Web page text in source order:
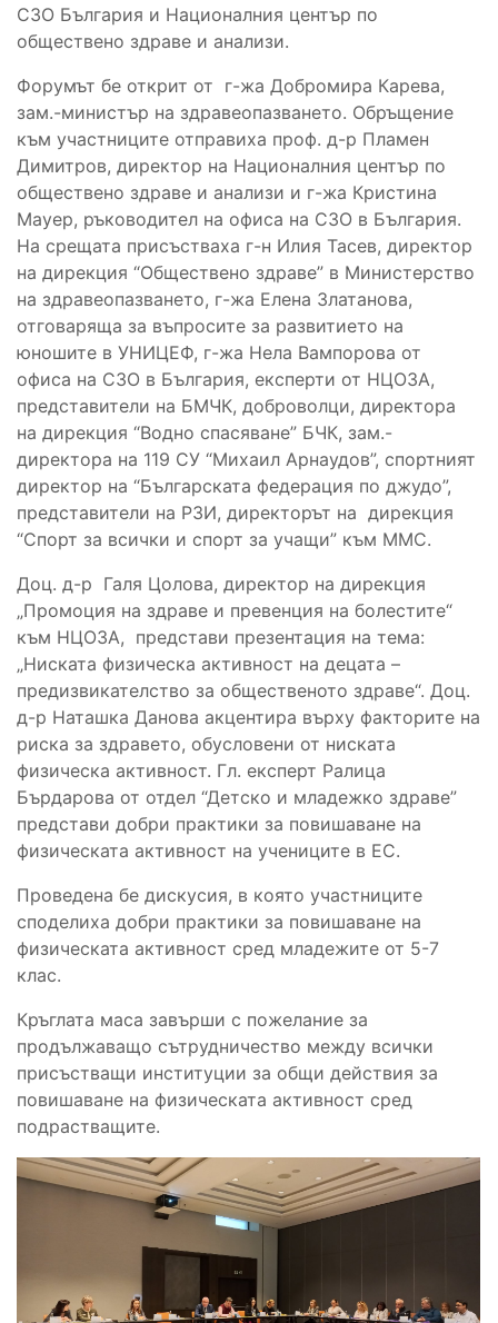
СЗО България и Националния център по
обществено здраве и анализи.
Форумът бе открит от г-жа Добромира Карева,
зам.-министър на здравеопазването. Обръщение
към участниците отправиха проф. д-р Пламен
Димитров, директор на Националния център по
обществено здраве и анализи и г-жа Кристина
Мауер, ръководител на офиса на СЗО в България.
На срещата присъстваха г-н Илия Тасев, директор
на дирекция “Обществено здраве” в Министерство
на здравеопазването, г-жа Елена Златанова,
отговаряща за въпросите за развитието на
юношите в УНИЦЕФ, г-жа Нела Вампорова от
офиса на СЗО в България, експерти от НЦОЗА,
представители на БМЧК, доброволци, директора
на дирекция “Водно спасяване” БЧК, зам.-
директора на 119 СУ “Михаил Арнаудов”, спортният
директор на “Българската федерация по джудо”,
представители на РЗИ, директорът на дирекция
“Спорт за всички и спорт за учащи” към ММС.
Доц. д-р Галя Цолова, директор на дирекция
„Промоция на здраве и превенция на болестите“
към НЦОЗА, представи презентация на тема:
„Ниската физическа активност на децата –
предизвикателство за общественото здраве“. Доц.
д-р Наташка Данова акцентира върху факторите на
риска за здравето, обусловени от ниската
физическа активност. Гл. експерт Ралица
Бърдарова от отдел “Детско и младежко здраве”
представи добри практики за повишаване на
физическата активност на учениците в ЕС.
Проведена бе дискусия, в която участниците
споделиха добри практики за повишаване на
физическата активност сред младежите от 5-7
клас.
Кръглата маса завърши с пожелание за
продължаващо сътрудничество между всички
присъстващи институции за общи действия за
повишаване на физическата активност сред
подрастващите.